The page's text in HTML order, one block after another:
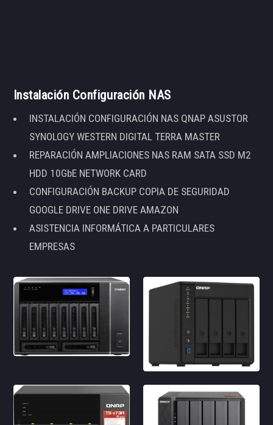
Instalación Configuración NAS
INSTALACIÓN CONFIGURACIÓN NAS QNAP ASUSTOR
SYNOLOGY WESTERN DIGITAL TERRA MASTER
REPARACIÓN AMPLIACIONES NAS RAM SATA SSD M2
HDD 10GbE NETWORK CARD
CONFIGURACIÓN BACKUP COPIA DE SEGURIDAD
GOOGLE DRIVE ONE DRIVE AMAZON
ASISTENCIA INFORMÁTICA A PARTICULARES
EMPRESAS